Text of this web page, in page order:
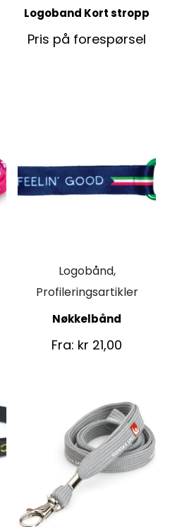
Logoband Kort stropp
Pris på forespørsel
Logobånd,
Profileringsartikler
Nøkkelbånd
Fra: kr 21,00